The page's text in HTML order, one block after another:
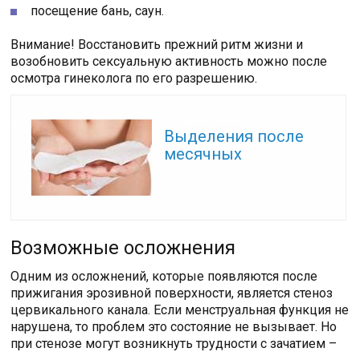
посещение бань, саун.
Внимание! Восстановить прежний ритм жизни и
возобновить сексуальную активность можно после
осмотра гинеколога по его разрешению.
Выделения после
месячных
Возможные осложнения
Одним из осложнений, которые появляются после
прижигания эрозивной поверхности, является стеноз
цервикального канала. Если менструальная функция не
нарушена, то проблем это состояние не вызывает. Но
при стенозе могут возникнуть трудности с зачатием –